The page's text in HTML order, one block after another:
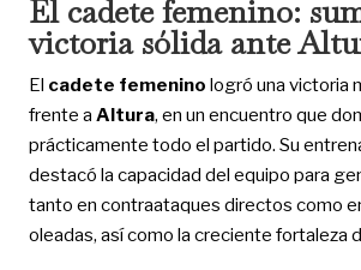
El cadete femenino:
victoria sólida ante
El cadete femenino logró una victoria
frente a Altura, en un encuentro que
prácticamente todo el partido. Su
destacó la capacidad del equipo para
tanto en contraataques directos como
oleadas, así como la creciente fortaleza